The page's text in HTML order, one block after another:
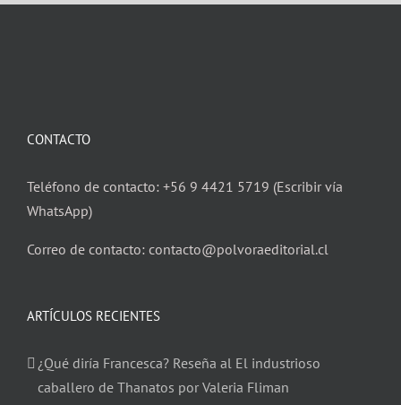
CONTACTO
Teléfono de contacto: +56 9 4421 5719 (Escribir vía
WhatsApp)
Correo de contacto: contacto@polvoraeditorial.cl
ARTÍCULOS RECIENTES
¿Qué diría Francesca? Reseña al El industrioso
caballero de Thanatos por Valeria Fliman